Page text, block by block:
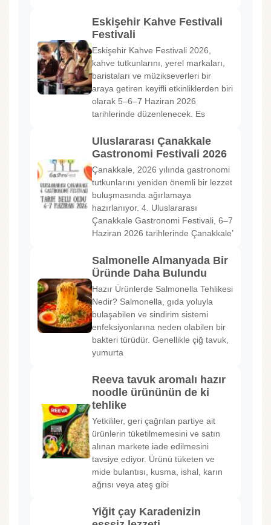
Eskişehir Kahve Festivali
Festivali
Eskişehir Kahve Festivali 2026,
kahve tutkunlarını, yerel markaları,
baristaları ve müzikseverleri bir
araya getiren keyifli etkinliklerden biri
olarak 5–6–7 Haziran 2026
tarihlerinde düzenlenecek. Es
Uluslararası Çanakkale
Gastronomi Festivali 2026
Çanakkale, 2026 yılında gastronomi
tutkunlarını yeniden önemli bir lezzet
buluşmasında ağırlamaya
hazırlanıyor. 4. Uluslararası
Çanakkale Gastronomi Festivali, 6–7
Haziran 2026 tarihlerinde Çanakkale’
Salmonelle Almanyada Bir
Üründe Daha Bulundu
Hazır Ürünlerde Salmonella Tehlikesi
Nedir? Salmonella, gıda yoluyla
bulaşabilen ve sindirim sistemi
enfeksiyonlarına neden olabilen bir
bakteri türüdür. Genellikle çiğ tavuk,
yumurta
Reeva tavuk aromalı hazır
noodle ürününün de ki
tehlike
Yetkililer, geri çağrılan partiye ait
ürünlerin tüketilmemesini ve satın
alınan markete iade edilmesini
tavsiye ediyor. Ürünü tüketen ve
mide bulantısı, kusma, ishal, karın
ağrısı veya ateş gibi
Yiğit çay Karadenizin